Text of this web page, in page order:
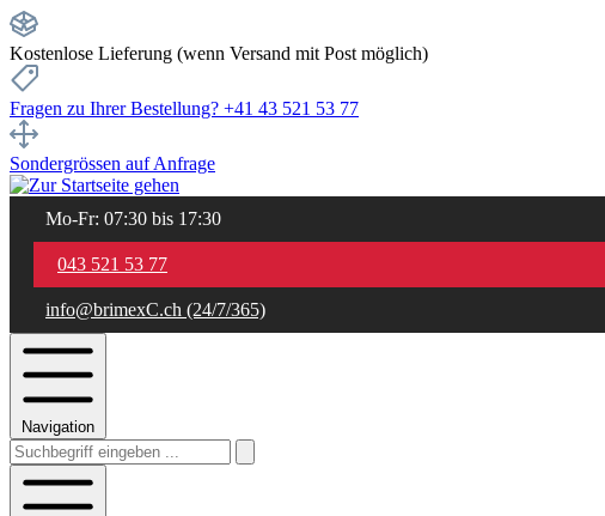
Kostenlose Lieferung (wenn Versand mit Post möglich)
Fragen zu Ihrer Bestellung? +41 43 521 53 77
Sondergrössen auf Anfrage
Mo-Fr: 07:30 bis 17:30
043 521 53 77
info@brimexC.ch (24/7/365)
Navigation